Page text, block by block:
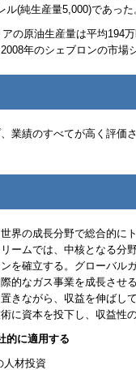
(純生産量5,000)であった
の原油生産量は平均194
年のシェブロンの市場
業績のすべてが高く評価
界の成長分野で総合的に
ームでは、中核となる分
を確立する。グローバル
的なガス事業を成長させ
きながら、収益を伸ばし
に資本を投下し、収益性
的に適用する
人材投資